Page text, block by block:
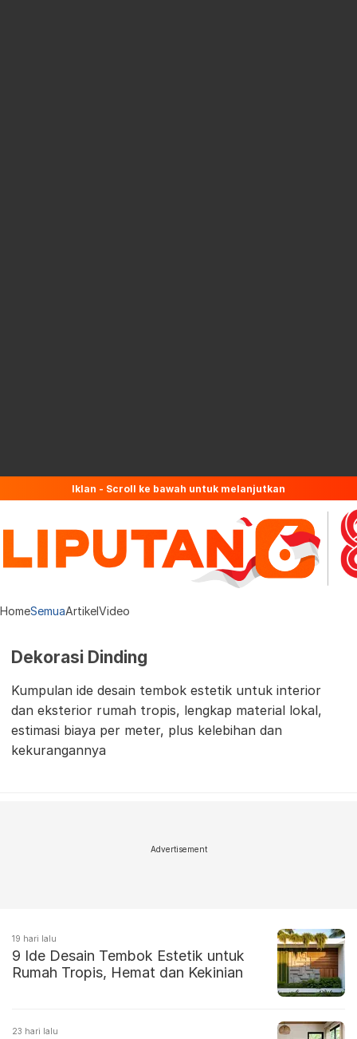
Iklan - Scroll ke bawah untuk melanjutkan
HomeSemuaArtikelVideo
Dekorasi Dinding
Kumpulan ide desain tembok estetik untuk interior
dan eksterior rumah tropis, lengkap material lokal,
estimasi biaya per meter, plus kelebihan dan
kekurangannya
Advertisement
19 hari lalu
9 Ide Desain Tembok Estetik untuk
Rumah Tropis, Hemat dan Kekinian
23 hari lalu